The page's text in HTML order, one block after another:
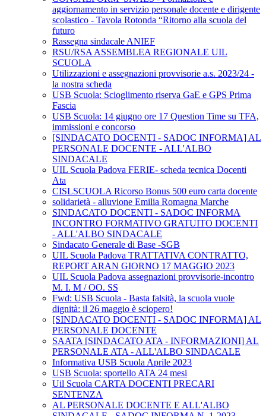
aggiornamento in servizio personale docente e dirigente
scolastico - Tavola Rotonda “Ritorno alla scuola del
futuro
Rassegna sindacale ANIEF
RSU/RSA ASSEMBLEA REGIONALE UIL
SCUOLA
Utilizzazioni e assegnazioni provvisorie a.s. 2023/24 -
la nostra scheda
USB Scuola: Scioglimento riserva GaE e GPS Prima
Fascia
USB Scuola: 14 giugno ore 17 Question Time su TFA,
immissioni e concorso
[SINDACATO DOCENTI - SADOC INFORMA] AL
PERSONALE DOCENTE - ALL'ALBO
SINDACALE
UIL Scuola Padova FERIE- scheda tecnica Docenti
Ata
CISLSCUOLA Ricorso Bonus 500 euro carta docente
solidarietà - alluvione Emilia Romagna Marche
SINDACATO DOCENTI - SADOC INFORMA
INCONTRO FORMATIVO GRATUITO DOCENTI
- ALL'ALBO SINDACALE
Sindacato Generale di Base -SGB
UIL Scuola Padova TRATTATIVA CONTRATTO,
REPORT ARAN GIORNO 17 MAGGIO 2023
UIL Scuola Padova assegnazioni provvisorie-incontro
M. I. M / OO. SS
Fwd: USB Scuola - Basta falsità, la scuola vuole
dignità: il 26 maggio è sciopero!
[SINDACATO DOCENTI - SADOC INFORMA] AL
PERSONALE DOCENTE
SAATA [SINDACATO ATA - INFORMAZIONI] AL
PERSONALE ATA - ALL'ALBO SINDACALE
Informativa USB Scuola Aprile 2023
USB Scuola: sportello ATA 24 mesi
Uil Scuola CARTA DOCENTI PRECARI
SENTENZA
AL PERSONALE DOCENTE E ALL'ALBO